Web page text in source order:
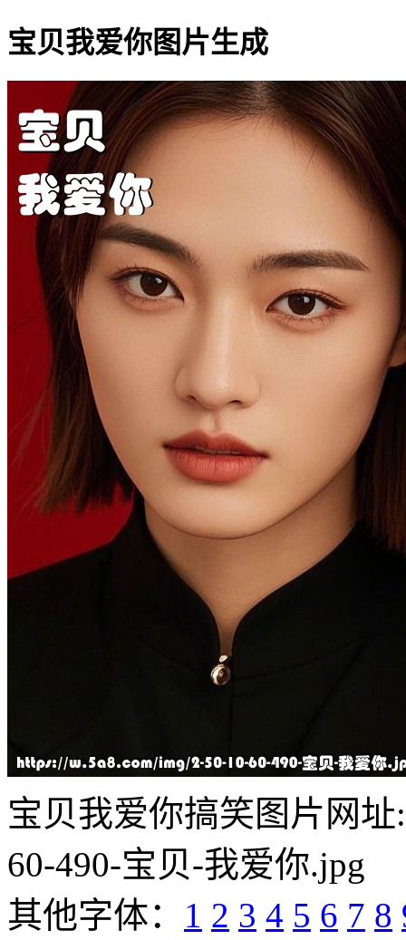
宝贝我爱你图片生成
宝贝我爱你搞笑图片网址
60-490-宝贝-我爱你.jpg
其他字体： 1 2 3 4 5 6 7 8